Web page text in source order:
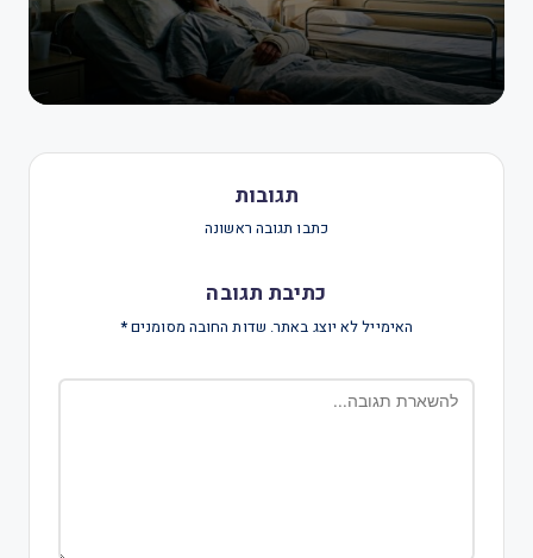
תגובות
כתבו תגובה ראשונה
כתיבת תגובה
האימייל לא יוצג באתר. שדות החובה מסומנים*